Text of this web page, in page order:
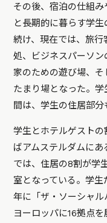
その後、宿泊の仕組
と長期的に暮らす学
続け、現在では、旅
処、ビジネスパーソ
家のための遊び場、
たまり場となった。
間は、学生の住居部分
学生とホテルゲスト
ばアムステルダムにあ
では、住居の8割が学
室となっている。学
年に「ザ・ソーシャ
ヨーロッパに16拠点